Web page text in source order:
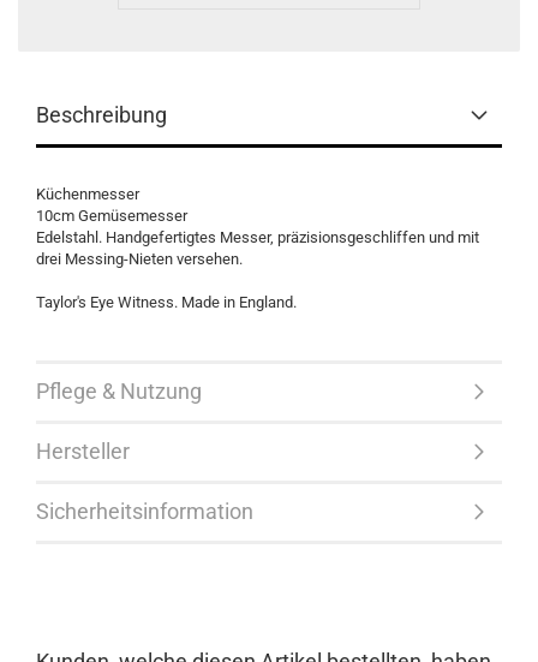
Beschreibung
Küchenmesser
10cm Gemüsemesser
Edelstahl. Handgefertigtes Messer, präzisionsgeschliffen und mit
drei Messing-Nieten versehen.
Taylor's Eye Witness. Made in England.
Pflege & Nutzung
Hersteller
Sicherheitsinformation